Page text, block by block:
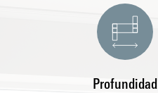
Profundidad